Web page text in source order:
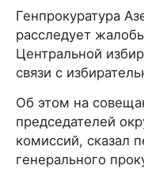
Генпрокуратура
расследует
Центральной
связи с
Об этом на
председателей
комиссий, сказал
генерального